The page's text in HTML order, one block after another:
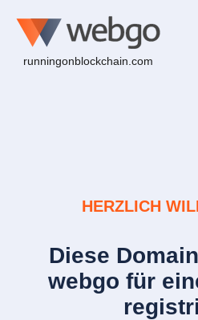
runningonblockchain.com
HERZLICH
Diese
webgo für